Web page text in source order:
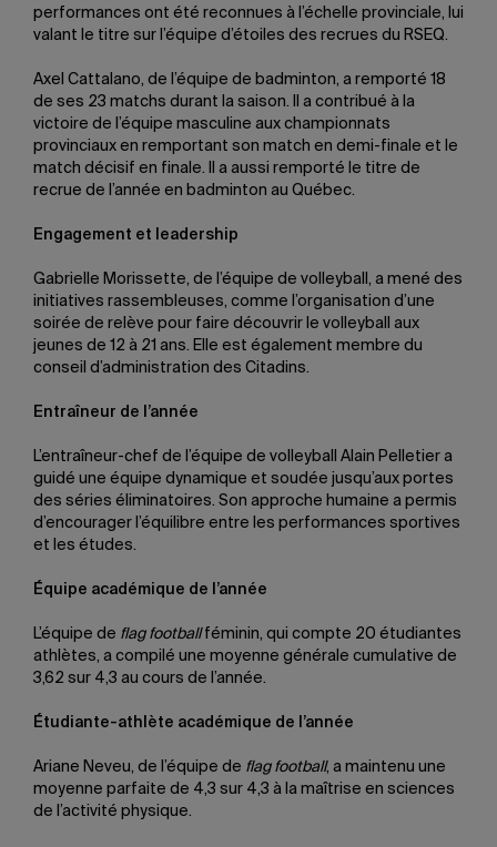
performances ont été reconnues à l’échelle provinciale, lui
valant le titre sur l’équipe d’étoiles des recrues du RSEQ.
Axel Cattalano, de l’équipe de badminton, a remporté 18
de ses 23 matchs durant la saison. Il a contribué à la
victoire de l’équipe masculine aux championnats
provinciaux en remportant son match en demi-finale et le
match décisif en finale. Il a aussi remporté le titre de
recrue de l’année en badminton au Québec.
Engagement et leadership
Gabrielle Morissette, de l’équipe de volleyball, a mené des
initiatives rassembleuses, comme l’organisation d’une
soirée de relève pour faire découvrir le volleyball aux
jeunes de 12 à 21 ans. Elle est également membre du
conseil d’administration des Citadins.
Entraîneur de l’année
L’entraîneur-chef de l’équipe de volleyball Alain Pelletier a
guidé une équipe dynamique et soudée jusqu’aux portes
des séries éliminatoires. Son approche humaine a permis
d’encourager l’équilibre entre les performances sportives
et les études.
Équipe académique de l’année
L’équipe de flag footballféminin, qui compte 20 étudiantes
athlètes, a compilé une moyenne générale cumulative de
3,62 sur 4,3 au cours de l’année.
Étudiante-athlète académique de l’année
Ariane Neveu, de l’équipe de flag football, a maintenu une
moyenne parfaite de 4,3 sur 4,3 à la maîtrise en sciences
de l’activité physique.